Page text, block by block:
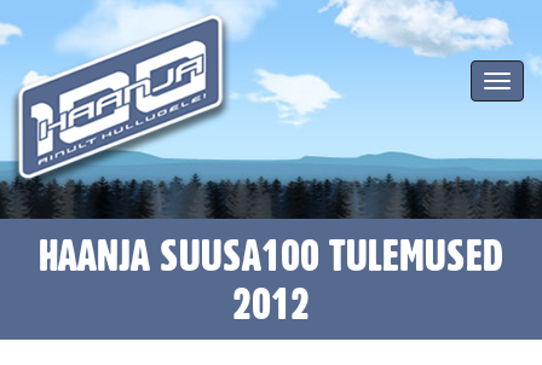
Toggle
HAANJA SUUSA100 TULEMUSED
2012